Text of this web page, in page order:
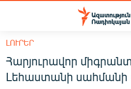
Մատչելիության
հիմնական
բովանդակությանը
Անցնել
հիմնական
ՀԱՅԱՍՏԱՆ
ԼՈՒՐԵՐ
Հարյուրավոր
Լեհաստանի սահմանի